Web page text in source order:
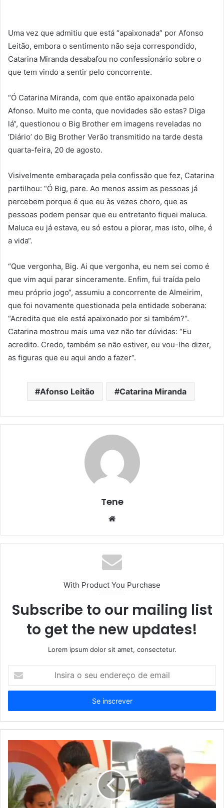
Uma vez que admitiu que está “apaixonada” por Afonso
Leitão, embora o sentimento não seja correspondido,
Catarina Miranda desabafou no confessionário sobre o
que tem vindo a sentir pelo concorrente.
“Ó Catarina Miranda, com que então apaixonada pelo
Afonso. Muito me conta, que novidades são estas? Diga
lá“, questionou o Big Brother em imagens reveladas no
‘Diário’ do Big Brother Verão transmitido na tarde desta
quarta-feira, 20 de agosto.
Visivelmente embaraçada pela confissão que fez, Catarina
partilhou: “Ó Big, pare. Ao menos assim as pessoas já
percebem porque é que eu às vezes choro, que as
pessoas podem pensar que eu entretanto fiquei maluca.
Maluca eu já estava, eu só estou a piorar, mas isto, olhe, é
a vida“.
“Que vergonha, Big. Ai que vergonha, eu nem sei como é
que vim aqui parar sinceramente. Enfim, fui traída pelo
meu próprio jogo“, assumiu a concorrente de Almeirim,
que foi novamente questionada pela entidade soberana:
“Acredita que ele está apaixonado por si também?“.
Catarina mostrou mais uma vez não ter dúvidas: “Eu
acredito. Credo, também se não estiver, eu vou-lhe dizer,
as figuras que eu aqui ando a fazer“.
Afonso Leitão Catarina Miranda
Tene
Website
With Product You Purchase
Subscribe to our mailing list
to get the new updates!
Lorem ipsum dolor sit amet, consectetur.
seu
de
email